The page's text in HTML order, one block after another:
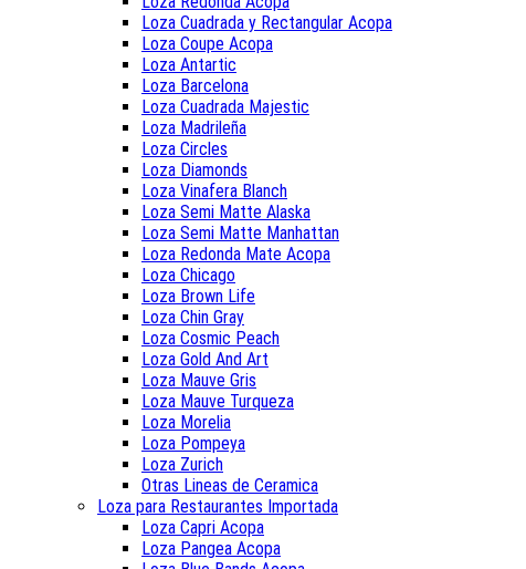
Loza Cuadrada y Rectangular Acopa
Loza Coupe Acopa
Loza Antartic
Loza Barcelona
Loza Cuadrada Majestic
Loza Madrileña
Loza Circles
Loza Diamonds
Loza Vinafera Blanch
Loza Semi Matte Alaska
Loza Semi Matte Manhattan
Loza Redonda Mate Acopa
Loza Chicago
Loza Brown Life
Loza Chin Gray
Loza Cosmic Peach
Loza Gold And Art
Loza Mauve Gris
Loza Mauve Turqueza
Loza Morelia
Loza Pompeya
Loza Zurich
Otras Lineas de Ceramica
Loza para Restaurantes Importada
Loza Capri Acopa
Loza Pangea Acopa